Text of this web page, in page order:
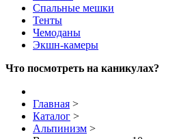
Спальные мешки
Тенты
Чемоданы
Экшн-камеры
Что посмотреть на каникулах?
Главная >
Каталог >
Альпинизм >